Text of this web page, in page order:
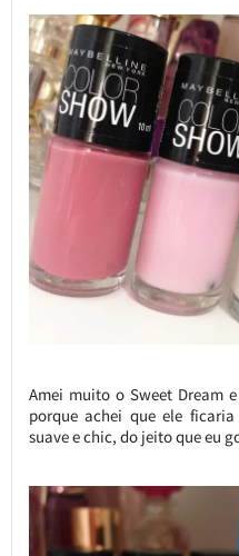
Amei muito o Sweet Dream
porque achei que ele
suave e chic, do jeito que eu